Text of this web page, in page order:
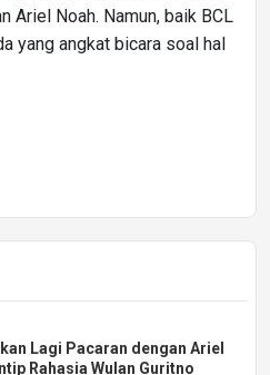
Ariel Noah. Namun, baik BCL
yang angkat bicara soal hal
Lagi Pacaran dengan Ariel
Rahasia Wulan Guritno